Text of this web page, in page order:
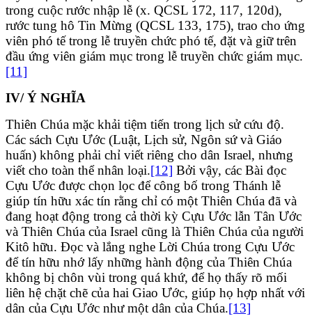
trong cuộc rước nhập lễ (x. QCSL 172, 117, 120d),
rước tung hô Tin Mừng (QCSL 133, 175), trao cho ứng
viên phó tế trong lễ truyền chức phó tế, đặt và giữ trên
đầu ứng viên giám mục trong lễ truyền chức giám mục.
[11]
IV/ Ý NGHĨA
Thiên Chúa mặc khải tiệm tiến trong lịch sử cứu độ.
Các sách Cựu Ước (Luật, Lịch sử, Ngôn sứ và Giáo
huấn) không phải chỉ viết riêng cho dân Israel, nhưng
viết cho toàn thể nhân loại.[12] Bởi vậy, các Bài đọc
Cựu Ước được chọn lọc để công bố trong Thánh lễ
giúp tín hữu xác tín rằng chỉ có một Thiên Chúa đã và
đang hoạt động trong cả thời kỳ Cựu Ước lẫn Tân Ước
và Thiên Chúa của Israel cũng là Thiên Chúa của người
Kitô hữu. Đọc và lắng nghe Lời Chúa trong Cựu Ước
để tín hữu nhớ lấy những hành động của Thiên Chúa
không bị chôn vùi trong quá khứ, để họ thấy rõ mối
liên hệ chặt chẽ của hai Giao Ước, giúp họ hợp nhất với
dân của Cựu Ước như một dân của Chúa.[13]